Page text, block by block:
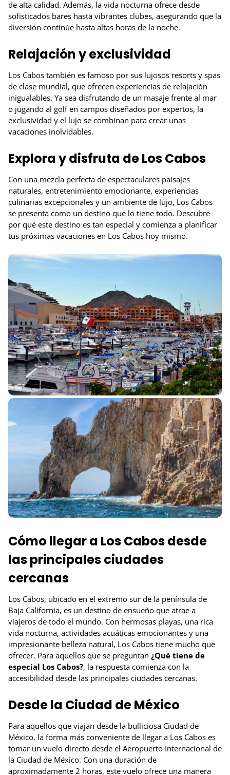
de alta calidad. Además, la vida nocturna ofrece desde
sofisticados bares hasta vibrantes clubes, asegurando que la
diversión continúe hasta altas horas de la noche.
Relajación y exclusividad
Los Cabos también es famoso por sus lujosos resorts y spas
de clase mundial, que ofrecen experiencias de relajación
inigualables. Ya sea disfrutando de un masaje frente al mar
o jugando al golf en campos diseñados por expertos, la
exclusividad y el lujo se combinan para crear unas
vacaciones inolvidables.
Explora y disfruta de Los Cabos
Con una mezcla perfecta de espectaculares paisajes
naturales, entretenimiento emocionante, experiencias
culinarias excepcionales y un ambiente de lujo, Los Cabos
se presenta como un destino que lo tiene todo. Descubre
por qué este destino es tan especial y comienza a planificar
tus próximas vacaciones en Los Cabos hoy mismo.
Cómo llegar a Los Cabos desde
las principales ciudades
cercanas
Los Cabos, ubicado en el extremo sur de la península de
Baja California, es un destino de ensueño que atrae a
viajeros de todo el mundo. Con hermosas playas, una rica
vida nocturna, actividades acuáticas emocionantes y una
impresionante belleza natural, Los Cabos tiene mucho que
ofrecer. Para aquellos que se preguntan ¿Qué tiene de
especial Los Cabos?, la respuesta comienza con la
accesibilidad desde las principales ciudades cercanas.
Desde la Ciudad de México
Para aquellos que viajan desde la bulliciosa Ciudad de
México, la forma más conveniente de llegar a Los Cabos es
tomar un vuelo directo desde el Aeropuerto Internacional de
la Ciudad de México. Con una duración de
aproximadamente 2 horas, este vuelo ofrece una manera